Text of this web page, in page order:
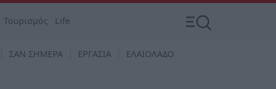
Τουρισμός Life
ΣΑΝ ΣΗΜΕΡΑ ΕΡΓΑΣΙΑ ΕΛΑΙΟΛΑΔΟ